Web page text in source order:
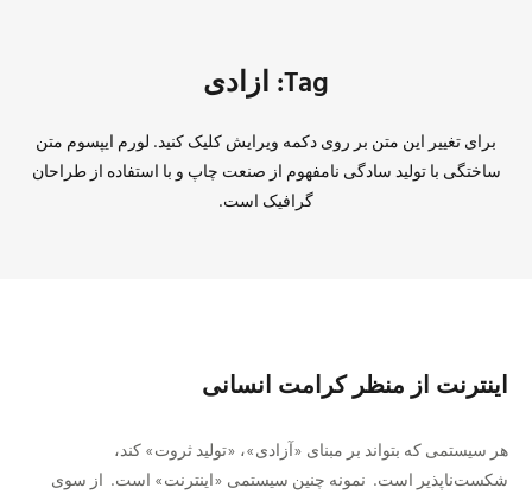
Tag: ازادی
برای تغییر این متن بر روی دکمه ویرایش کلیک کنید. لورم ایپسوم متن
ساختگی با تولید سادگی نامفهوم از صنعت چاپ و با استفاده از طراحان
گرافیک است.
اینترنت از منظر کرامت انسانی
هر سیستمی که بتواند بر مبنای «آزادی»، «تولید ثروت» کند،
شکست‌ناپذیر است. نمونه چنین سیستمی «اینترنت» است. از سوی